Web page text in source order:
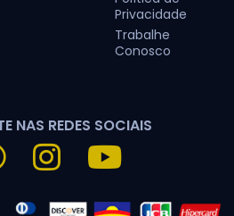
Privacidade
Trabalhe
Conosco
NAS REDES SOCIAIS